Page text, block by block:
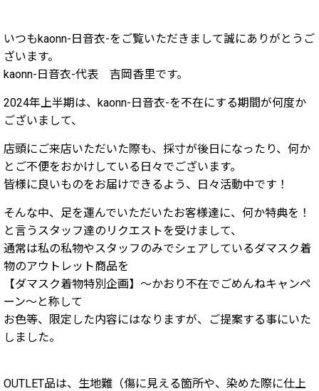
いつもkaonn-日音衣-をご覧いただきまして誠にありがとうご
ざいます。
kaonn-日音衣-代表 吉岡香里です。
2024年上半期は、kaonn-日音衣-を不在にする期間が何度か
ございまして、
店頭にご来店いただいた際も、採寸が後日になったり、何か
とご不便をおかけしている日々でございます。
皆様に良いものをお届けできるよう、日々活動中です！
そんな中、足を運んでいただいたお客様達に、何か特典を！
と言うスタッフ達のリクエストを受けまして、
通常は私の私物やスタッフのみでシェアしているダマスク着
物のアウトレット商品を
【ダマスク着物特別企画】〜かおり不在でごめんねキャンペ
ーン〜と称して
お色等、限定した内容にはなりますが、ご提案する事にいた
しました。
OUTLET品は、生地難（傷に見える箇所や、染めた際に仕上